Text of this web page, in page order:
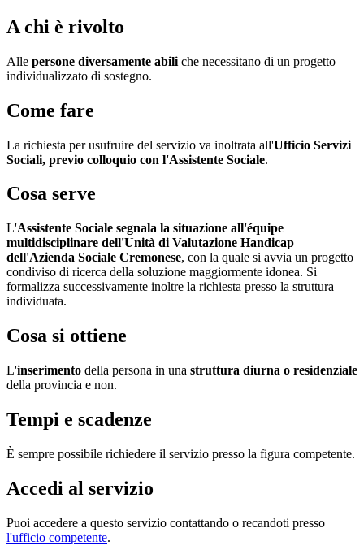
A chi è rivolto
Alle persone diversamente abili che necessitano di un progetto
individualizzato di sostegno.
Come fare
La richiesta per usufruire del servizio va inoltrata all'Ufficio Servizi
Sociali, previo colloquio con l'Assistente Sociale.
Cosa serve
L'Assistente Sociale segnala la situazione all'équipe
multidisciplinare dell'Unità di Valutazione Handicap
dell'Azienda Sociale Cremonese, con la quale si avvia un progetto
condiviso di ricerca della soluzione maggiormente idonea. Si
formalizza successivamente inoltre la richiesta presso la struttura
individuata.
Cosa si ottiene
L'inserimento della persona in una struttura diurna o residenziale
della provincia e non.
Tempi e scadenze
È sempre possibile richiedere il servizio presso la figura competente.
Accedi al servizio
Puoi accedere a questo servizio contattando o recandoti presso
l'ufficio competente.